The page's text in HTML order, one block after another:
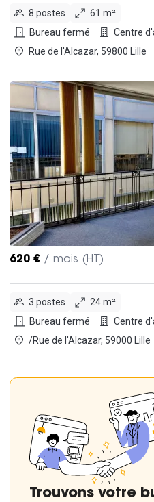
8 postes
61 m²
Bureau fermé
Centre
Rue de l'Alcazar, 59800 Lille
620 € / mois (HT)
3 postes
24 m²
Bureau fermé
Centre
/Rue de l'Alcazar, 59000 Lille
Trouvons votre